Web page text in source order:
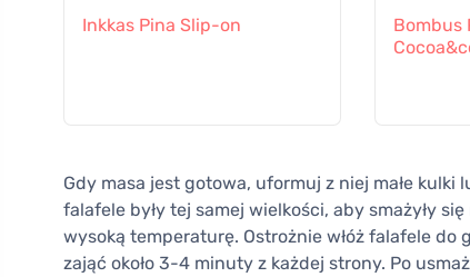
Inkkas Pina Slip-on
Bombus
Gdy masa jest gotowa, uformuj z niej małe
falafele były tej samej wielkości, aby smażyły
wysoką temperaturę. Ostrożnie włóż falafele do
zająć około 3-4 minuty z każdej strony. Po